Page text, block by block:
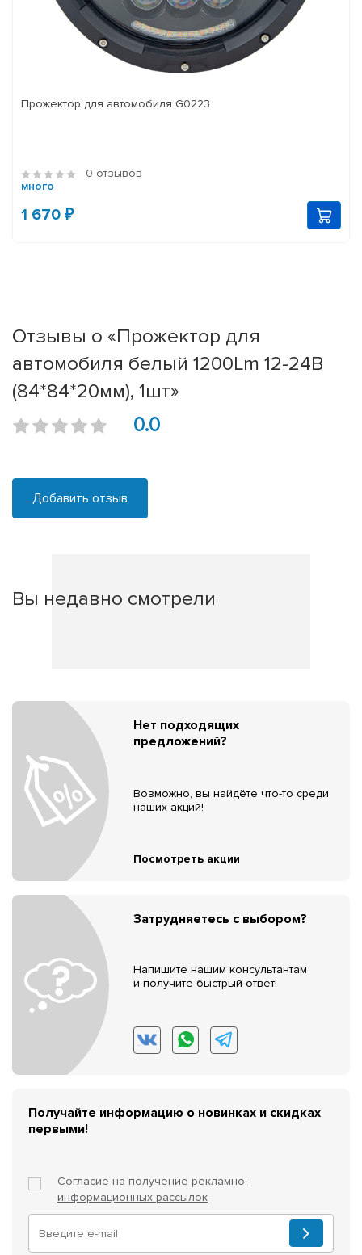
Прожектор для автомобиля G0223
0 отзывов
много
1 670 ₽
Отзывы о «Прожектор для
автомобиля белый 1200Lm 12-24В
(84*84*20мм), 1шт»
0.0
Добавить отзыв
Вы недавно смотрели
Нет подходящих
предложений?
Возможно, вы найдёте что-то среди
наших акций!
Посмотреть акции
Затрудняетесь с выбором?
Напишите нашим консультантам
и получите быстрый ответ!
Получайте информацию о новинках и скидках
первыми!
Согласие на получение рекламно-
информационных рассылок